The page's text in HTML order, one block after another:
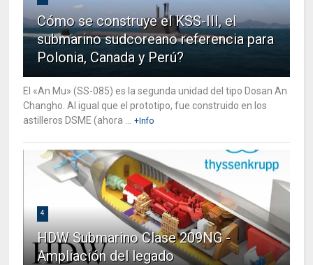
Cómo se construye el KSS-III, el
submarino sudcoreano referencia para
Polonia, Canada y Perú?
El «An Mu» (SS-085) es la segunda unidad del tipo Dosan An
Changho. Al igual que el prototipo, fue construido en los
astilleros DSME (ahora ...
+Info
4
HDW Submarino Clase 209NG -
Ampliación del legado